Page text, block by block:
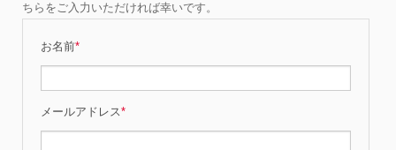
ちらをご入力いただければ幸いです。
お名前*
メールアドレス*